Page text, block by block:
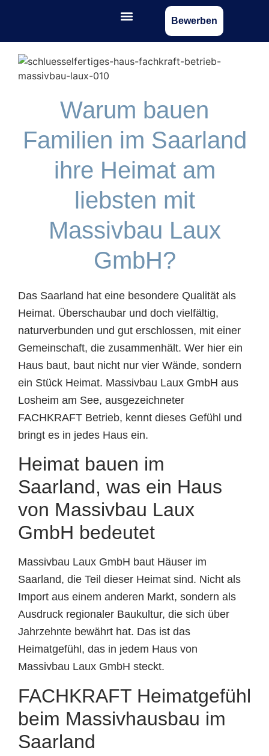
Bewerben
Warum bauen
Familien im Saarland
ihre Heimat am
liebsten mit
Massivbau Laux
GmbH?
Das Saarland hat eine besondere Qualität als
Heimat. Überschaubar und doch vielfältig,
naturverbunden und gut erschlossen, mit einer
Gemeinschaft, die zusammenhält. Wer hier ein
Haus baut, baut nicht nur vier Wände, sondern
ein Stück Heimat. Massivbau Laux GmbH aus
Losheim am See, ausgezeichneter
FACHKRAFT Betrieb, kennt dieses Gefühl und
bringt es in jedes Haus ein.
Heimat bauen im
Saarland, was ein Haus
von Massivbau Laux
GmbH bedeutet
Massivbau Laux GmbH baut Häuser im
Saarland, die Teil dieser Heimat sind. Nicht als
Import aus einem anderen Markt, sondern als
Ausdruck regionaler Baukultur, die sich über
Jahrzehnte bewährt hat. Das ist das
Heimatgefühl, das in jedem Haus von
Massivbau Laux GmbH steckt.
FACHKRAFT Heimatgefühl
beim Massivhausbau im
Saarland